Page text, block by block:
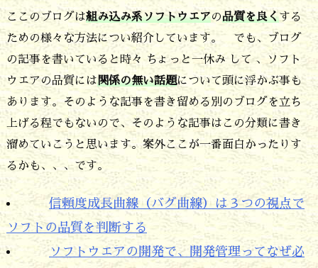
ここのブログは組み込み系ソフトウエアの品質を良くする
ための様々な方法につい紹介しています。 でも、ブログ
の記事を書いていると時々 ちょっと一休み して 、ソフト
ウエアの品質には関係の無い話題について頭に浮かぶ事も
あります。そのような記事を書き留める別のブログを立ち
上げる程でもないので、そのような記事はこの分類に書き
溜めていこうと思います。案外ここが一番面白かったりす
るかも、、、です。
信頼度成長曲線（バグ曲線）は３つの視点で
ソフトの品質を判断する
ソフトウエアの開発で、開発管理ってなぜ必